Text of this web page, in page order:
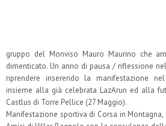
gruppo del Monviso Mauro Maurino che
dimenticato. Un anno di pausa / riflessione
riprendere inserendo la manifestazione
insieme alla già celebrata LazArun ed alla
Castlus di Torre Pellice (27 Maggio).
Manifestazione sportiva di Corsa in